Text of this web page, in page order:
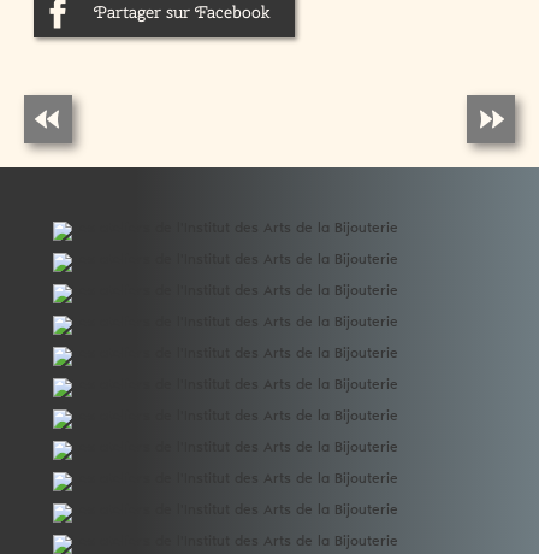
Partager sur Facebook